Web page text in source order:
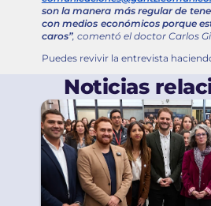
son la manera más regular de
con medios económicos porque
caros”, comentó el doctor Carlos
Puedes revivir la entrevista
Noticias